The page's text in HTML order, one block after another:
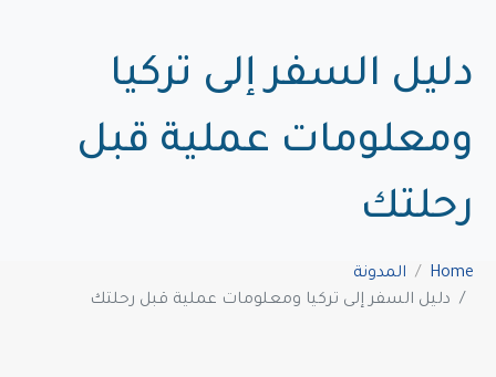
دليل السفر إلى تركيا
ومعلومات عملية قبل
رحلتك
Home
المدونة
دليل السفر إلى تركيا ومعلومات عملية قبل رحلتك